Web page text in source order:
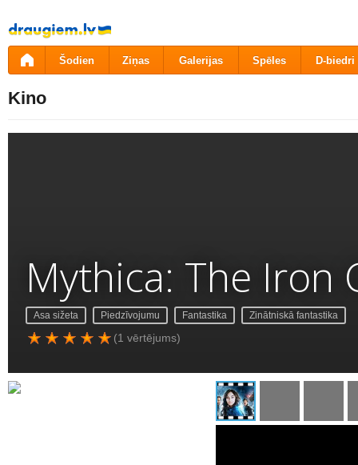
Pāriet
uz
saturu
Šodien Ziņas Galerijas Spēles D-biedri
Kino
Mythica: The Iron
Asa sižeta Piedzīvojumu Fantastika Zinātniskā fantastika
(1 vērtējums)